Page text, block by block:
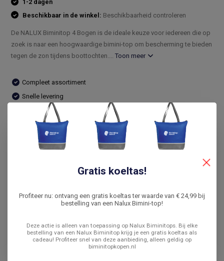
1-2 dagen
Beschikbaar in de winkel: Beschikbaarheid controleren
De NALUX Biminitop 4 Bogen is de ideale keuze voor iedereen die op
zoek is naar een hoogwaardige bimini-top om bescherming te bieden
tegen de zon tijdens boottochten....Toon meer
Compleet assortiment
Snelle levering
De laagste prijs
14 dagen bedenktijd
Vergelijk
Reviews
Gratis koeltas!
Profiteer nu: ontvang een gratis koeltas ter waarde van € 24,99 bij
bestelling van een Nalux Bimini-top!
Deze actie is alleen van toepassing op Nalux Biminitops. Bij elke
bestelling van een Nalux Biminitop krijg je een gratis koeltas als
cadeau! Profiteer snel van deze aanbieding, alleen geldig op
biminitopkopen.nl